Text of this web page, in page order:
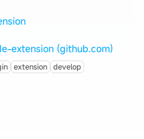
extension (github.com)
extension develop